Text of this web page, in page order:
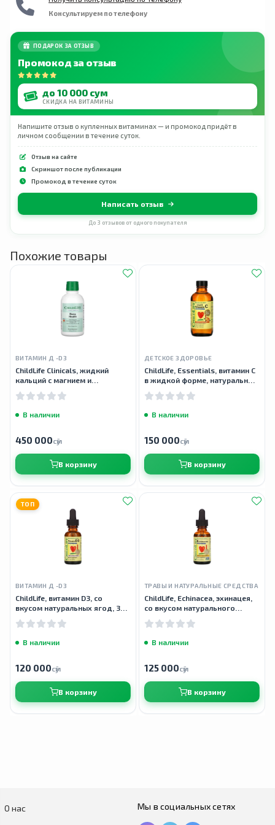
Консультируем по телефону
ПОДАРОК ЗА ОТЗЫВ
Промокод за отзыв
до 10 000 сум
СКИДКА НА ВИТАМИНЫ
Напишите отзыв о купленных витаминах — и промокод придёт в
личном сообщении в течение суток.
Отзыв на сайте
Скриншот после публикации
Промокод в течение суток
Написать отзыв
До 3 отзывов от одного покупателя
Похожие товары
ВИТАМИН Д -D3
ChildLife Clinicals, жидкий
кальций с магнием и
calcium with magnesium and
В наличии
450 000сӯм
В корзину
ДЕТСКОЕ ЗДОРОВЬЕ
ChildLife, Essentials, витамин C
в жидкой форме, натуральный
жидк. унции)
В наличии
150 000сӯм
В корзину
ТОП
ВИТАМИН Д -D3
ChildLife, витамин D3, со
вкусом натуральных ягод, 30
мл (1 жидк. унция)
В наличии
120 000сӯм
В корзину
ТРАВЫ И НАТУРАЛЬНЫЕ СРЕДСТВА
ChildLife, Echinacea, эхинацея,
со вкусом натурального
апельсина, 30 мл
В наличии
125 000сӯм
В корзину
О нас
Мы в социальных сетях